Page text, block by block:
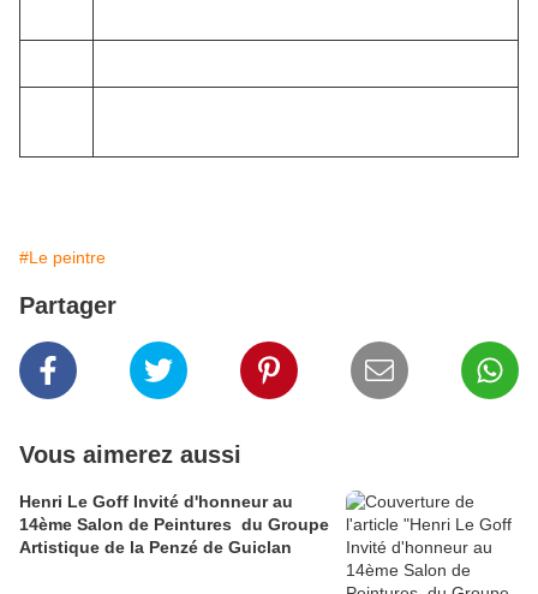
#Le peintre
Partager
Vous aimerez aussi
Henri Le Goff Invité d'honneur au
14ème Salon de Peintures du Groupe
Artistique de la Penzé de Guiclan